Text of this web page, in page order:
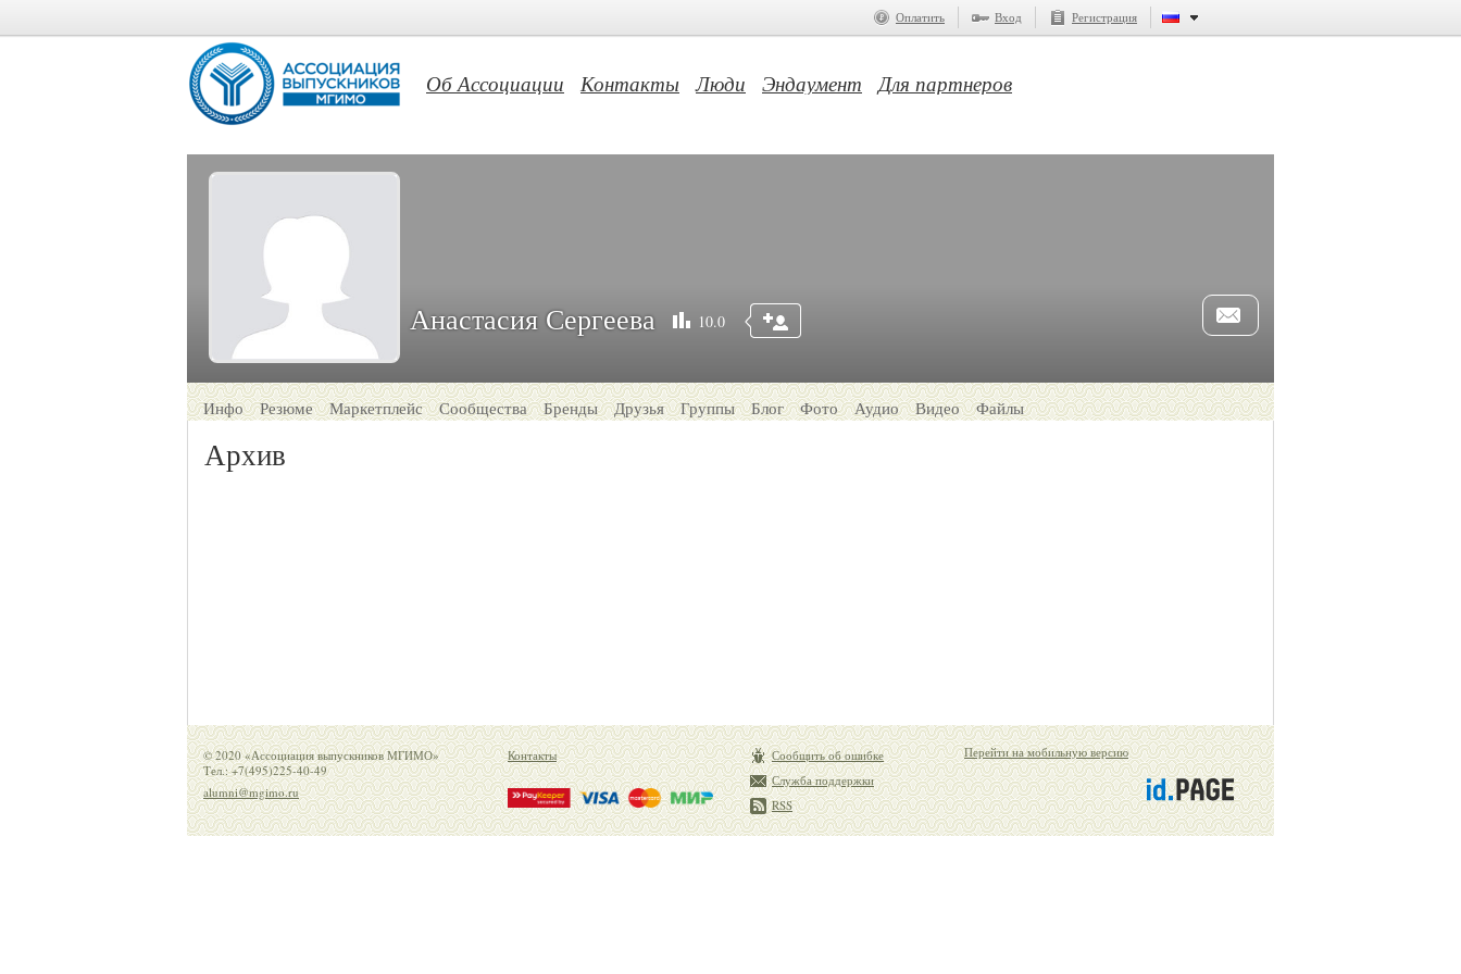
Оплатить Вход Регистрация
Об Ассоциации Контакты Люди Эндаумент Для партнеров
Анастасия Сергеева 10.0
Инфо Резюме Маркетплейс Сообщества Бренды Друзья Группы Блог Фото Аудио Видео Файлы
Архив
© 2020 «Ассоциация выпускников МГИМО»
Тел.: +7(495)225-40-49
alumni@mgimo.ru
Контакты
Сообщить об ошибке
Служба поддержки
RSS
Перейти на мобильную версию